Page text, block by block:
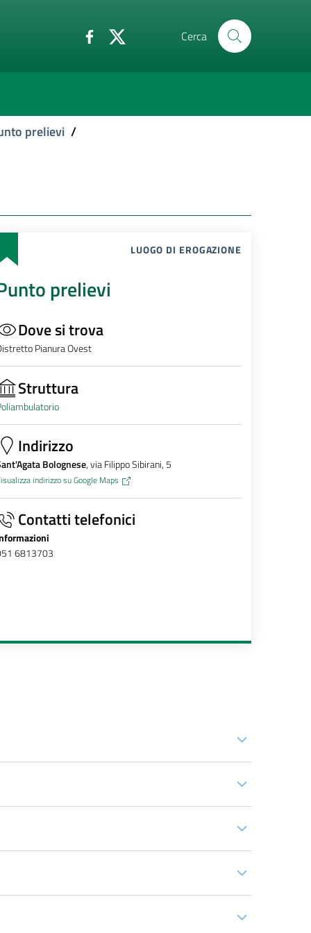
Cerca
prelievi /
LUOGO DI EROGAZIONE
prelievi
Dove si trova
Pianura Ovest
Struttura
Indirizzo
Bolognese, via Filippo Sibirani, 5
indirizzo su Google Maps
Contatti telefonici
6813703